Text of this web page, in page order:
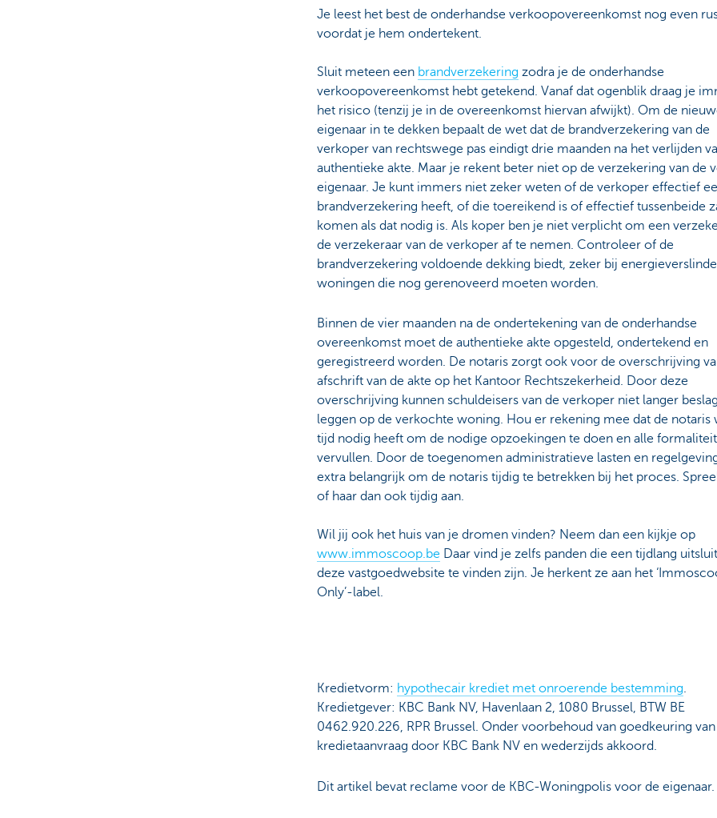
Je leest het best de onderhandse verkoopovereenkomst nog even
voordat je hem ondertekent.
Sluit meteen een brandverzekering zodra je de onderhandse
verkoopovereenkomst hebt getekend. Vanaf dat ogenblik draag je
het risico (tenzij je in de overeenkomst hiervan afwijkt). Om de
eigenaar in te dekken bepaalt de wet dat de brandverzekering van de
verkoper van rechtswege pas eindigt drie maanden na het verlijden
authentieke akte. Maar je rekent beter niet op de verzekering van de
eigenaar. Je kunt immers niet zeker weten of de verkoper effectief
brandverzekering heeft, of die toereikend is of effectief tussenbeide
komen als dat nodig is. Als koper ben je niet verplicht om een
de verzekeraar van de verkoper af te nemen. Controleer of de
brandverzekering voldoende dekking biedt, zeker bij
woningen die nog gerenoveerd moeten worden.
Binnen de vier maanden na de ondertekening van de onderhandse
overeenkomst moet de authentieke akte opgesteld, ondertekend en
geregistreerd worden. De notaris zorgt ook voor de overschrijving
afschrift van de akte op het Kantoor Rechtszekerheid. Door deze
overschrijving kunnen schuldeisers van de verkoper niet langer
leggen op de verkochte woning. Hou er rekening mee dat de notaris
tijd nodig heeft om de nodige opzoekingen te doen en alle
vervullen. Door de toegenomen administratieve lasten en
extra belangrijk om de notaris tijdig te betrekken bij het proces.
of haar dan ook tijdig aan.
Wil jij ook het huis van je dromen vinden? Neem dan een kijkje op
www.immoscoop.be Daar vind je zelfs panden die een tijdlang
deze vastgoedwebsite te vinden zijn. Je herkent ze aan het
Only’-label.
Kredietvorm: hypothecair krediet met onroerende bestemming.
Kredietgever: KBC Bank NV, Havenlaan 2, 1080 Brussel, BTW BE
0462.920.226, RPR Brussel. Onder voorbehoud van goedkeuring
kredietaanvraag door KBC Bank NV en wederzijds akkoord.
Dit artikel bevat reclame voor de KBC-Woningpolis voor de eigenaar.